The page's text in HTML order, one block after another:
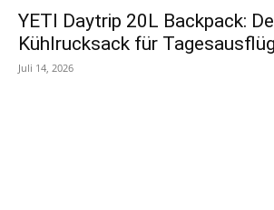
YETI Daytrip 20L Backpack:
Kühlrucksack für
Juli 14, 2026